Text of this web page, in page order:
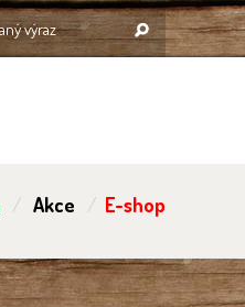
Akce E-shop